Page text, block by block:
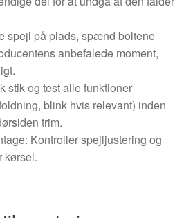
spejl på plads, spænd boltene
anbefalede moment,
stik og test alle funktioner
blink hvis relevant) inden
trim.
Kontroller spejljustering og
kørsel.